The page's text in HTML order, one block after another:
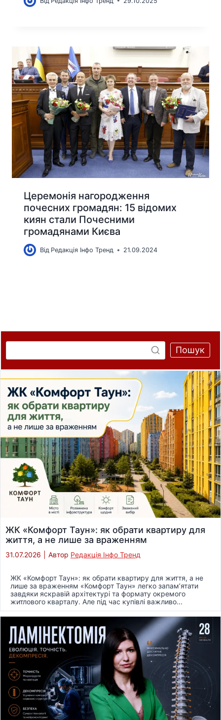
Церемонія нагородження
почесних громадян: 15 відомих
киян стали Почесними
громадянами Києва
Від Редакція Інфо Тренд 21.09.2024
Пошук
ЖК «Комфорт Таун»: як обрати квартиру для
життя, а не лише за враженням
31.07.2026 Автор Редакція Інфо Тренд
ЖК «Комфорт Таун»: як обрати квартиру для життя, а не
лише за враженням «Комфорт Таун» легко запам’ятати
завдяки яскравій архітектурі та формату окремого
житлового кварталу. Але під час купівлі важливо...